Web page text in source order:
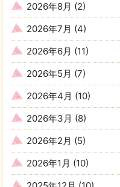
2026年8月 (2)
2026年7月 (4)
2026年6月 (11)
2026年5月 (7)
2026年4月 (10)
2026年3月 (8)
2026年2月 (5)
2026年1月 (10)